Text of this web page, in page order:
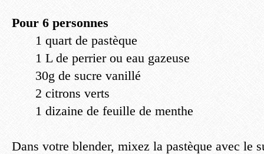
Pour 6 personnes
1 quart de pastèque
1 L de perrier ou eau gazeuse
30g de sucre vanillé
2 citrons verts
1 dizaine de feuille de menthe
Dans votre blender, mixez la pastèque avec le